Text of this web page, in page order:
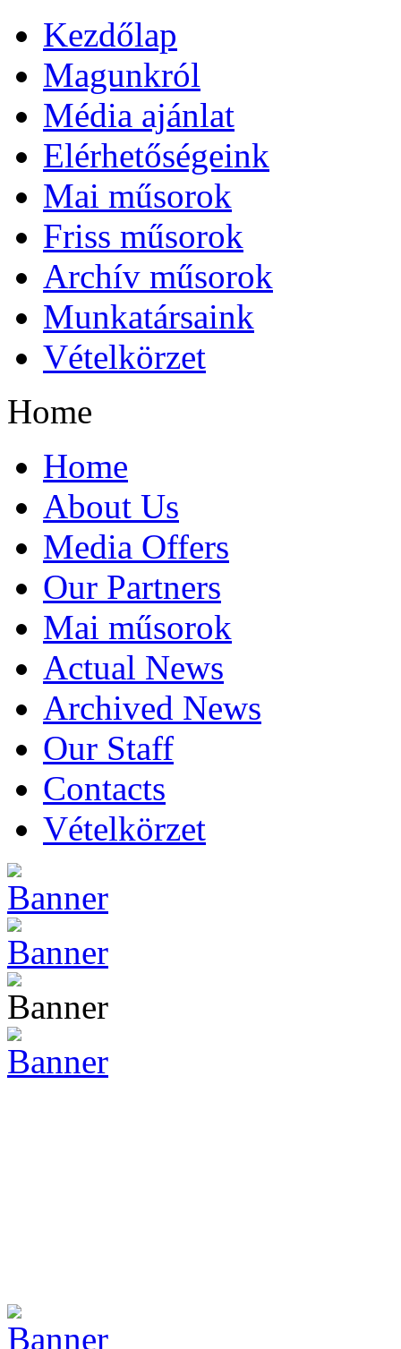
Kezdőlap
Magunkról
Média ajánlat
Elérhetőségeink
Mai műsorok
Friss műsorok
Archív műsorok
Munkatársaink
Vételkörzet
Home
Home
About Us
Media Offers
Our Partners
Mai műsorok
Actual News
Archived News
Our Staff
Contacts
Vételkörzet